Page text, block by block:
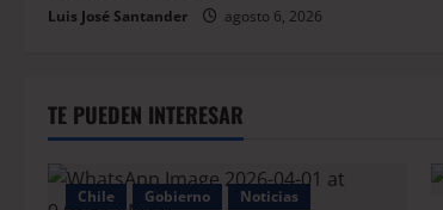
Luis José Santander agosto 6, 2026
TE PUEDEN INTERESAR
Chile Gobierno Noticias